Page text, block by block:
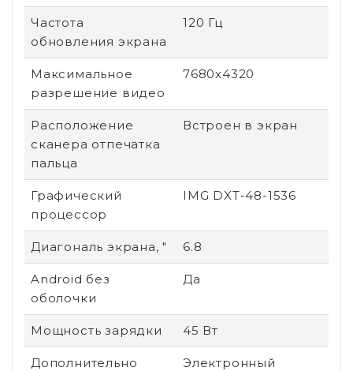
Частота
обновления экрана
120 Гц
Максимальное
разрешение видео
7680x4320
Расположение
сканера отпечатка
пальца
Встроен в экран
Графический
процессор
IMG DXT-48-1536
Диагональ экрана, " 6.8
Android без
оболочки
Да
Мощность зарядки 45 Вт
Дополнительно
Электронный